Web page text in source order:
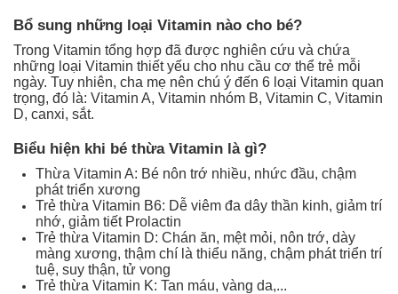
Bổ sung những loại Vitamin nào cho bé?
Trong Vitamin tổng hợp đã được nghiên cứu và chứa
những loại Vitamin thiết yếu cho nhu cầu cơ thể trẻ mỗi
ngày. Tuy nhiên, cha mẹ nên chú ý đến 6 loại Vitamin quan
trọng, đó là: Vitamin A, Vitamin nhóm B, Vitamin C, Vitamin
D, canxi, sắt.
Biểu hiện khi bé thừa Vitamin là gì?
Thừa Vitamin A: Bé nôn trớ nhiều, nhức đầu, chậm
phát triển xương
Trẻ thừa Vitamin B6: Dễ viêm đa dây thần kinh, giảm trí
nhớ, giảm tiết Prolactin
Trẻ thừa Vitamin D: Chán ăn, mệt mỏi, nôn trớ, dày
màng xương, thậm chí là thiểu năng, chậm phát triển trí
tuệ, suy thận, tử vong
Trẻ thừa Vitamin K: Tan máu, vàng da,...